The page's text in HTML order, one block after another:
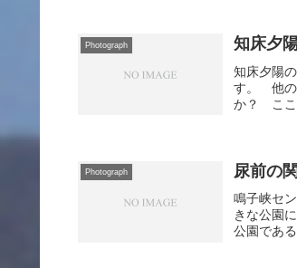
Photograph 知床夕
知床夕陽
す。 他の
か？ ここ
Photograph 尿前の関
鳴子峡セ
きな公園
公園であ